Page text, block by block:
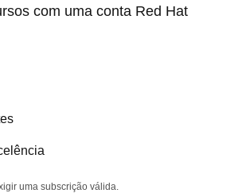
com uma conta Red Hat
uma subscrição válida.